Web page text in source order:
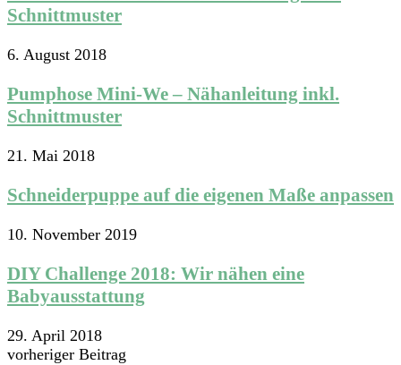
Schnittmuster
6. August 2018
Pumphose Mini-We – Nähanleitung inkl.
Schnittmuster
21. Mai 2018
Schneiderpuppe auf die eigenen Maße anpassen
10. November 2019
DIY Challenge 2018: Wir nähen eine
Babyausstattung
29. April 2018
vorheriger Beitrag